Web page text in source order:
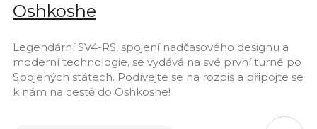
Oshkoshe
Legendární SV4-RS, spojení nadčasového designu a
moderní technologie, se vydává na své první turné po
Spojených státech. Podívejte se na rozpis a připojte se
k nám na cestě do Oshkoshe!